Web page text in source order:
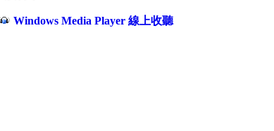
Windows Media Player 線上收聽